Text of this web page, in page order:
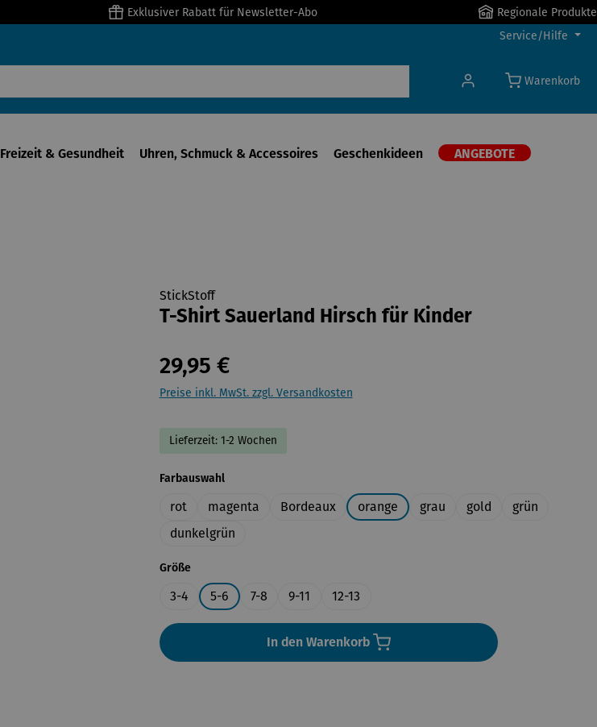
Exklusiver Rabatt für Newsletter-Abo
Regionale Produkte
Service/Hilfe
Warenkorb
Freizeit & Gesundheit Uhren, Schmuck & Accessoires Geschenkideen ANGEBOTE
StickStoff
T-Shirt Sauerland Hirsch für Kinder
29,95 €
Preise inkl. MwSt. zzgl. Versandkosten
Lieferzeit: 1-2 Wochen
Farbauswahlauswählen
rot magenta Bordeaux orange grau gold
grün
dunkelgrün
Größeauswählen
3-4 5-6 7-8 9-11 12-13
In den Warenkorb